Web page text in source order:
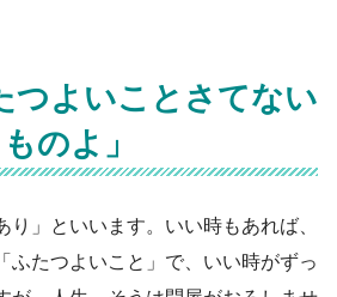
よいことさてない
ものよ」
」といいます。いい時もあれば、
ふたつよいこと」で、いい時がずっ